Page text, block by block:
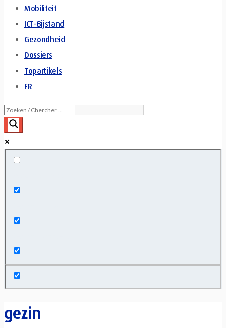
Mobiliteit
ICT-Bijstand
Gezondheid
Dossiers
Topartikels
FR
gezin